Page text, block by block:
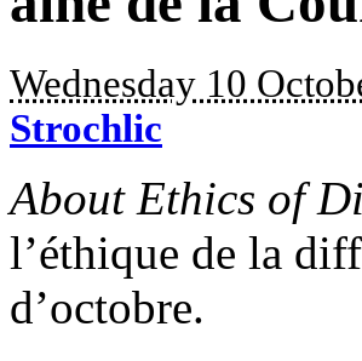
Wednesday 10
Strochlic
About Ethics of
l’éthique de la
d’octobre.